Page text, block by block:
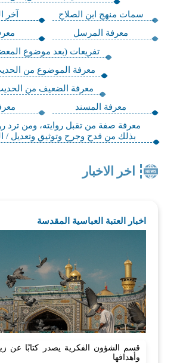
سمات منهج ابن الصلاح
آخر
معرفة المرسل
تفريعات (بعد موضوع
معرفة الموضوع من
معرفة الضعيف من
معرفة المسند
معرفة صفة من تقبل روايته، ومن ترد
بذلك من قدح وجرح وتوثيق وتعديل /
اخر الاخبار
اخبار العتبة العباسية المقدسة
قسم الشؤون الفكرية يصدر كتابًا عن
وأهدافها